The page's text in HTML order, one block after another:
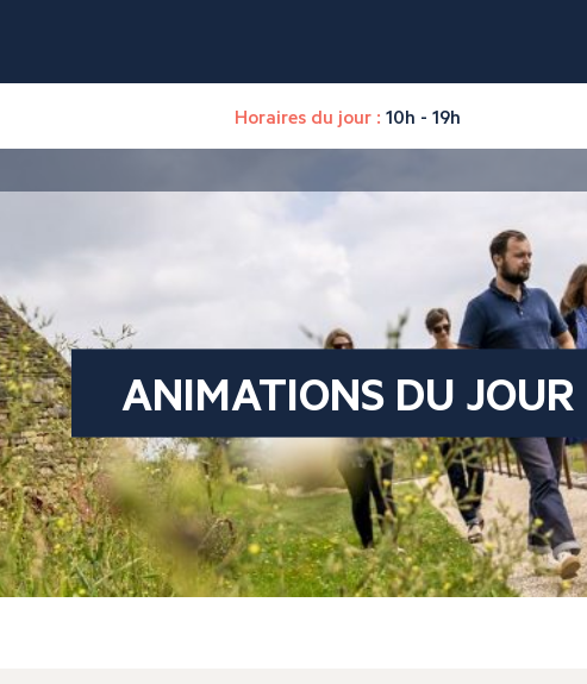
Horaires du jour : 10h - 19h
ANIMATIONS DU JOUR